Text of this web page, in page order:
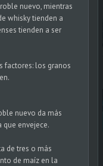
nuevo, mientras
whisky tienden a
tienden a ser
factores: los granos
nuevo da más
que envejece.
de tres o más
de maíz en la